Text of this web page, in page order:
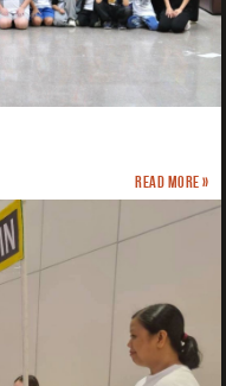
Read more »